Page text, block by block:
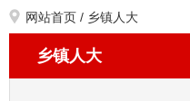
网站首页 / 乡镇人大
乡镇人大